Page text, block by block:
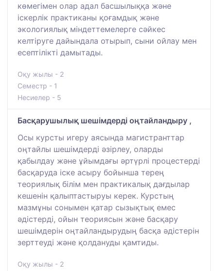
көмегімен олар адал басшылыққа және
іскерлік практиканы қоғамдық және
экологиялық міндеттемелерге сәйкес
келтіруге дайындала отырып, сыни ойлау мен
есептілікті дамытады.
Оқу жылы - 2
Семестр - 1
Несиелер - 5
Басқарушылық шешімдерді оңтайландыру ,
Осы курсты игеру аясында магистранттар
оңтайлы шешімдерді әзірлеу, оларды
қабылдау және ұйымдағы әртүрлі процестерді
басқаруда іске асыру бойынша терең
теориялық білім мен практикалық дағдылар
кешенін қалыптастыруы керек. Курстың
мазмұны сонымен қатар сызықтық емес
әдістерді, ойын теориясын және басқару
шешімдерін оңтайландырудың басқа әдістерін
зерттеуді және қолдануды қамтиды.
Оқу жылы - 2